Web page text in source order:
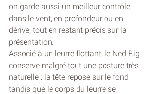
on garde aussi un meilleur contrôle
dans le vent, en profondeur ou en
dérive, tout en restant précis sur la
présentation.
Associé à un leurre flottant, le Ned Rig
conserve malgré tout une posture très
naturelle : la tête repose sur le fond
tandis que le corps du leurre se